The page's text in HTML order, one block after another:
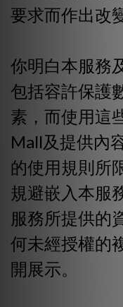
要求而作出改
你明白本服務
包括容許保護
素，而使用這
Mall及提供內
的使用規則所
規避嵌入本服
服務所提供的
何未經授權的
開展示。